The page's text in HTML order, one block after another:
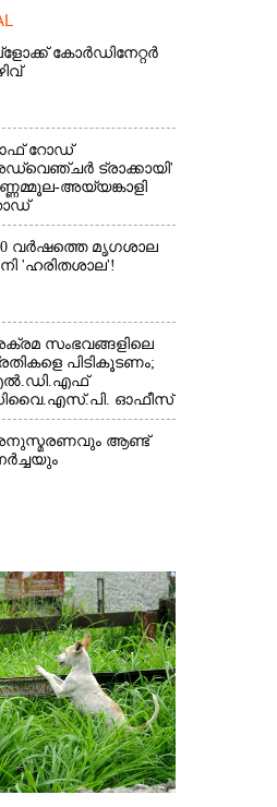
കോർഡിനേറ്റർ
റോഡ്
ട്രാക്കായി'
അയ്യങ്കാളി
വർഷത്തെ മൃഗശാല
'ഹരിതശാല'!
സംഭവങ്ങളിലെ
പിടികൂടണം;
ഓഫീസ്
ആണ്ട്